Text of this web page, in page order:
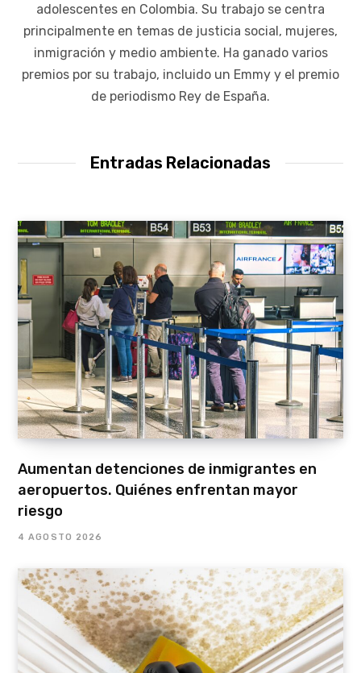
adolescentes en Colombia. Su trabajo se centra
principalmente en temas de justicia social, mujeres,
inmigración y medio ambiente. Ha ganado varios
premios por su trabajo, incluido un Emmy y el premio
de periodismo Rey de España.
Entradas Relacionadas
Aumentan detenciones de inmigrantes en
aeropuertos. Quiénes enfrentan mayor
riesgo
4 AGOSTO 2026